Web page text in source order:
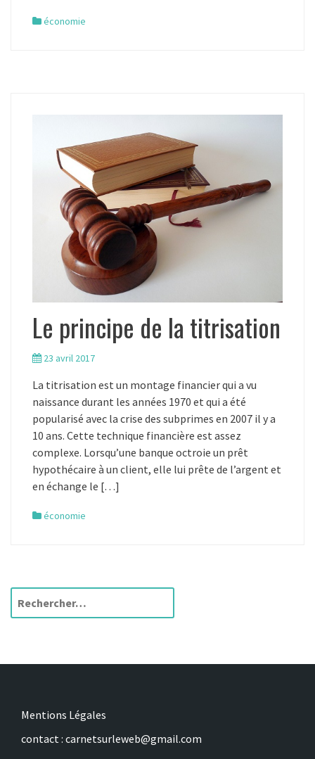
économie
Le principe de la titrisation
23 avril 2017
La titrisation est un montage financier qui a vu
naissance durant les années 1970 et qui a été
popularisé avec la crise des subprimes en 2007 il y a
10 ans. Cette technique financière est assez
complexe. Lorsqu’une banque octroie un prêt
hypothécaire à un client, elle lui prête de l’argent et
en échange le […]
économie
e
Mentions Légales
contact : carnetsurleweb@gmail.com